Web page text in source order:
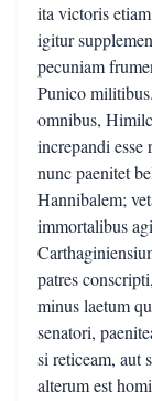
ita victoris
igitur
pecuniam
Punico
omnibus,
increpandi
nunc paenitet
Hannibalem;
immortalibus
patres
minus laetum
senatori,
si reticeam, aut
alterum est